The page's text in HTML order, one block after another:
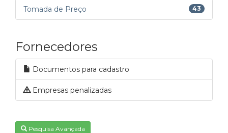
Tomada de Preço 43
Fornecedores
Documentos para cadastro
Empresas penalizadas
Pesquisa Avançada